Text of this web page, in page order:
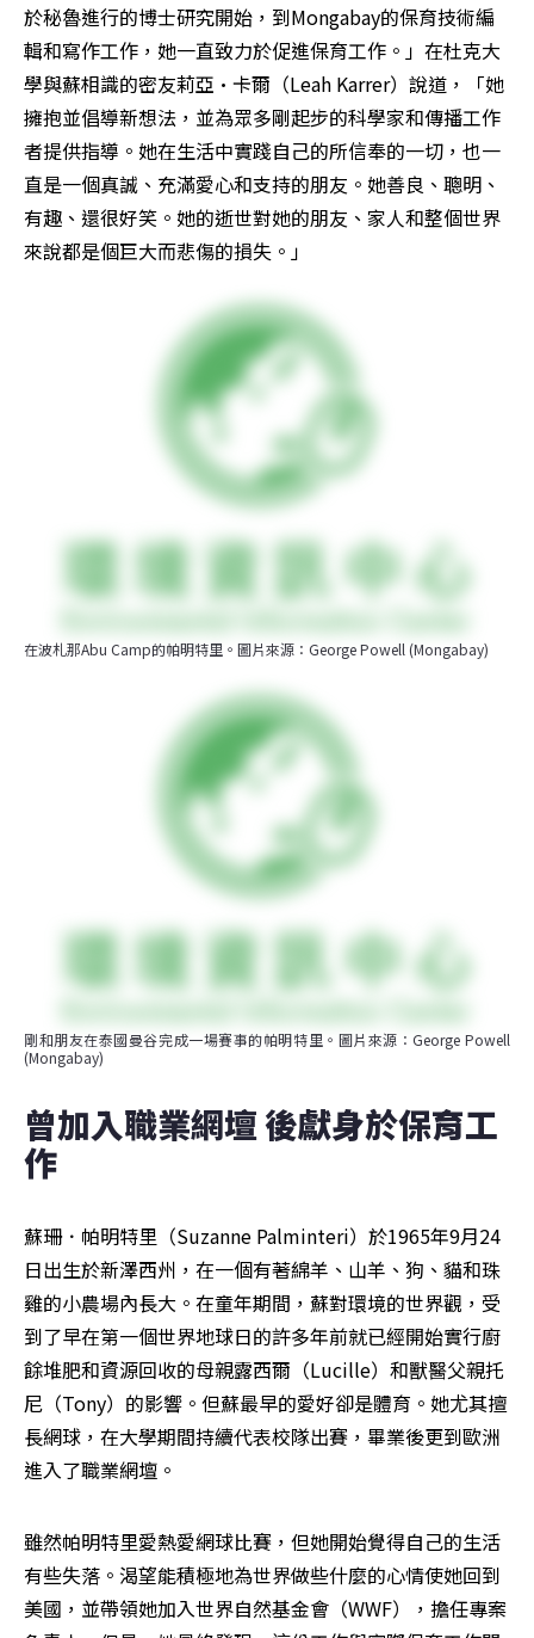
於秘魯進行的博士研究開始，到Mongabay的保育技術編
輯和寫作工作，她一直致力於促進保育工作。」在杜克大
學與蘇相識的密友莉亞·卡爾（Leah Karrer）說道，「她
擁抱並倡導新想法，並為眾多剛起步的科學家和傳播工作
者提供指導。她在生活中實踐自己的所信奉的一切，也一
直是一個真誠、充滿愛心和支持的朋友。她善良、聰明、
有趣、還很好笑。她的逝世對她的朋友、家人和整個世界
來說都是個巨大而悲傷的損失。」
在波札那Abu Camp的帕明特里。圖片來源：George Powell (Mongabay)
剛和朋友在泰國曼谷完成一場賽事的帕明特里。圖片來源：George Powell
(Mongabay)
曾加入職業網壇 後獻身於保育工
作
蘇珊．帕明特里（Suzanne Palminteri）於1965年9月24
日出生於新澤西州，在一個有著綿羊、山羊、狗、貓和珠
雞的小農場內長大。在童年期間，蘇對環境的世界觀，受
到了早在第一個世界地球日的許多年前就已經開始實行廚
餘堆肥和資源回收的母親露西爾（Lucille）和獸醫父親托
尼（Tony）的影響。但蘇最早的愛好卻是體育。她尤其擅
長網球，在大學期間持續代表校隊出賽，畢業後更到歐洲
進入了職業網壇。
雖然帕明特里愛熱愛網球比賽，但她開始覺得自己的生活
有些失落。渴望能積極地為世界做些什麼的心情使她回到
美國，並帶領她加入世界自然基金會（WWF），擔任專案